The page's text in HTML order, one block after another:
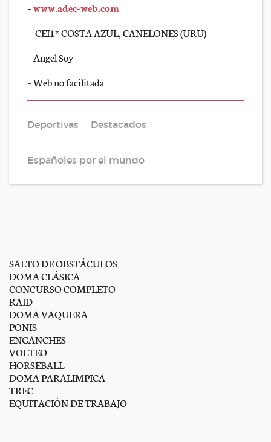
–www.adec-web.com
– CEI1* COSTA AZUL, CANELONES (URU)
– Angel Soy
– Web no facilitada
Deportivas Destacados
Españoles por el mundo
SALTO DE OBSTÁCULOS
DOMA CLÁSICA
CONCURSO COMPLETO
RAID
DOMA VAQUERA
PONIS
ENGANCHES
VOLTEO
HORSEBALL
DOMA PARALÍMPICA
TREC
EQUITACIÓN DE TRABAJO